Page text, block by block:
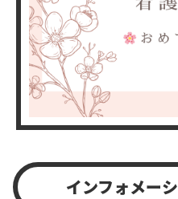
お問
インフォメー